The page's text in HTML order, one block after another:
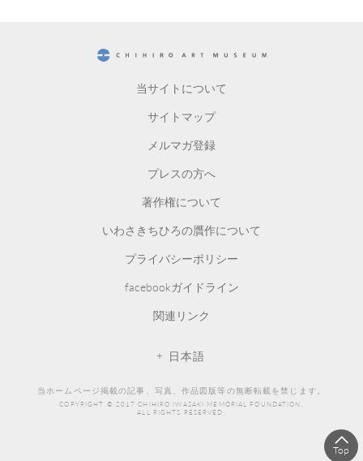
Top
当サイトについて
サイトマップ
メルマガ登録
プレスの方へ
著作権について
いわさきちひろの贋作について
プライバシーポリシー
facebookガイドライン
関連リンク
日本語
当ホームページ掲載の記事、写真、作品図版等の無断転載を禁じます。
COPYRIGHT © 2017 CHIHIRO IWASAKI MEMORIAL FOUNDATION.
ALL RIGHTS RESERVED.